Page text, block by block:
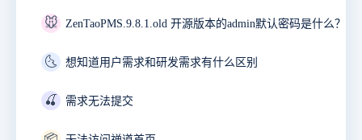
🐭 ZenTaoPMS.9.8.1.old 开源版本的admin默认密码是什么？
🌜 想知道用户需求和研发需求有什么区别
🍒 需求无法提交